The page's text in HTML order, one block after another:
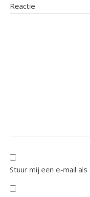
Reactie
Stuur mij een e-mail